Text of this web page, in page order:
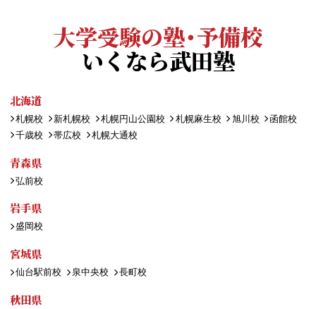
大学受験の塾・予備校
いくなら武田塾
北海道
札幌校 新札幌校 札幌円山公園校 札幌麻生校 旭川校
函館校
千歳校
帯広校 札幌大通校
青森県
弘前校
岩手県
盛岡校
宮城県
仙台駅前校 泉中央校 長町校
秋田県